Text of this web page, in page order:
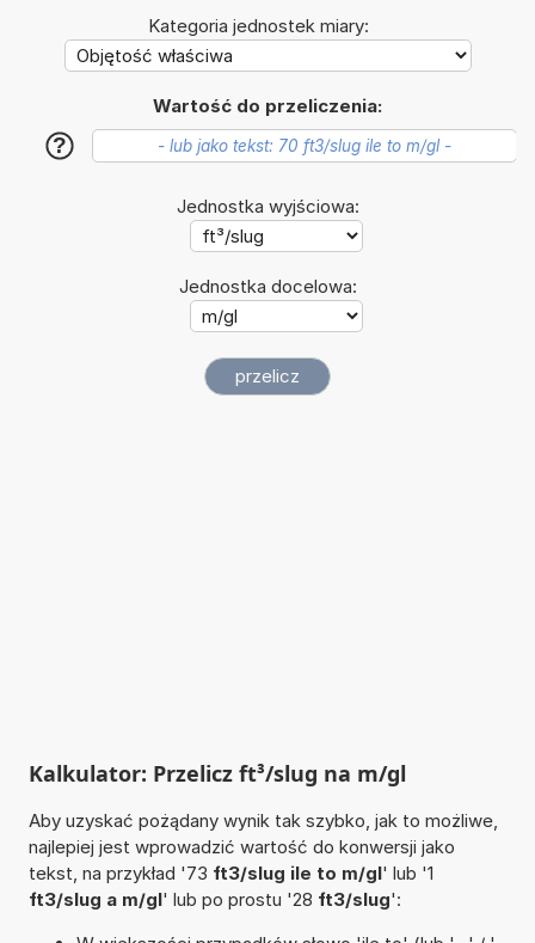
Kategoria jednostek miary:
Wartość do przeliczenia:
?
Jednostka wyjściowa:
Jednostka docelowa:
Kalkulator: Przelicz ft³/slug na m/gl
Aby uzyskać pożądany wynik tak szybko, jak to możliwe,
najlepiej jest wprowadzić wartość do konwersji jako
tekst, na przykład '73 ft3/slug ile to m/gl' lub '1
ft3/slug a m/gl' lub po prostu '28 ft3/slug':